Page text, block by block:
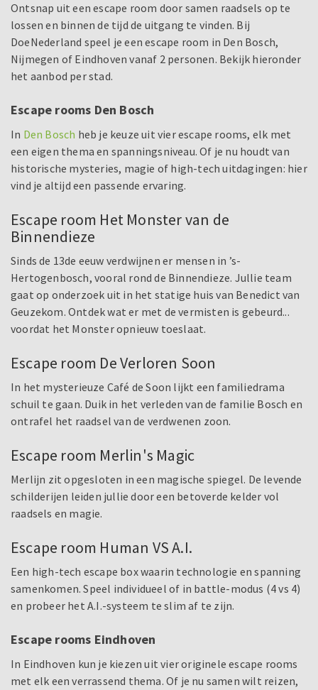
Ontsnap uit een escape room door samen raadsels op te
lossen en binnen de tijd de uitgang te vinden. Bij
DoeNederland speel je een escape room in Den Bosch,
Nijmegen of Eindhoven vanaf 2 personen. Bekijk hieronder
het aanbod per stad.
Escape rooms Den Bosch
In Den Bosch heb je keuze uit vier escape rooms, elk met
een eigen thema en spanningsniveau. Of je nu houdt van
historische mysteries, magie of high-tech uitdagingen: hier
vind je altijd een passende ervaring.
Escape room Het Monster van de
Binnendieze
Sinds de 13de eeuw verdwijnen er mensen in ’s-
Hertogenbosch, vooral rond de Binnendieze. Jullie team
gaat op onderzoek uit in het statige huis van Benedict van
Geuzekom. Ontdek wat er met de vermisten is gebeurd...
voordat het Monster opnieuw toeslaat.
Escape room De Verloren Soon
In het mysterieuze Café de Soon lijkt een familiedrama
schuil te gaan. Duik in het verleden van de familie Bosch en
ontrafel het raadsel van de verdwenen zoon.
Escape room Merlin's Magic
Merlijn zit opgesloten in een magische spiegel. De levende
schilderijen leiden jullie door een betoverde kelder vol
raadsels en magie.
Escape room Human VS A.I.
Een high-tech escape box waarin technologie en spanning
samenkomen. Speel individueel of in battle-modus (4 vs 4)
en probeer het A.I.-systeem te slim af te zijn.
Escape rooms Eindhoven
In Eindhoven kun je kiezen uit vier originele escape rooms
met elk een verrassend thema. Of je nu samen wilt reizen,